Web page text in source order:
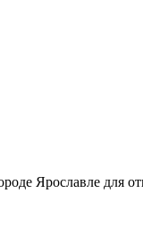
Ярославле для